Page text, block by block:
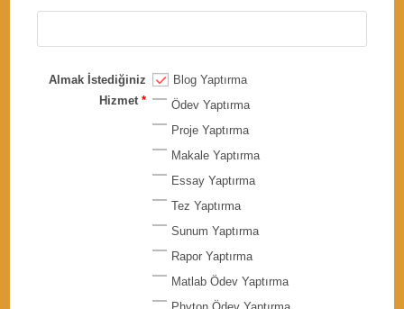
Almak İstediğiniz
Hizmet *
Blog Yaptırma
Ödev Yaptırma
Proje Yaptırma
Makale Yaptırma
Essay Yaptırma
Tez Yaptırma
Sunum Yaptırma
Rapor Yaptırma
Matlab Ödev Yaptırma